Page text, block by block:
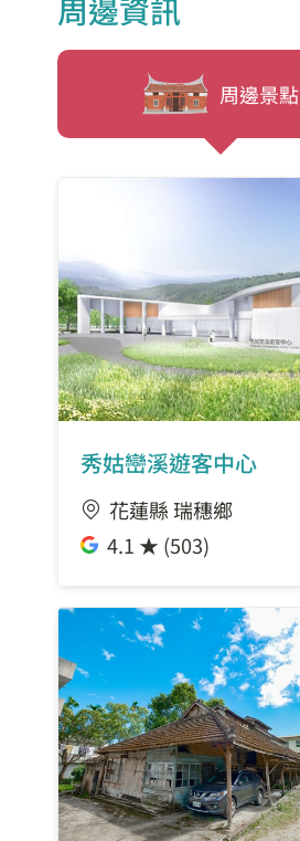
周邊資訊
周邊景點
秀姑巒溪遊客中心
花蓮縣 瑞穗鄉
4.1 ★ (503)